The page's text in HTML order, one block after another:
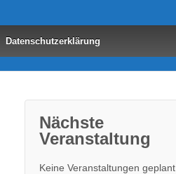
Datenschutzerklärung
Nächste
Veranstaltung
Keine Veranstaltungen geplant